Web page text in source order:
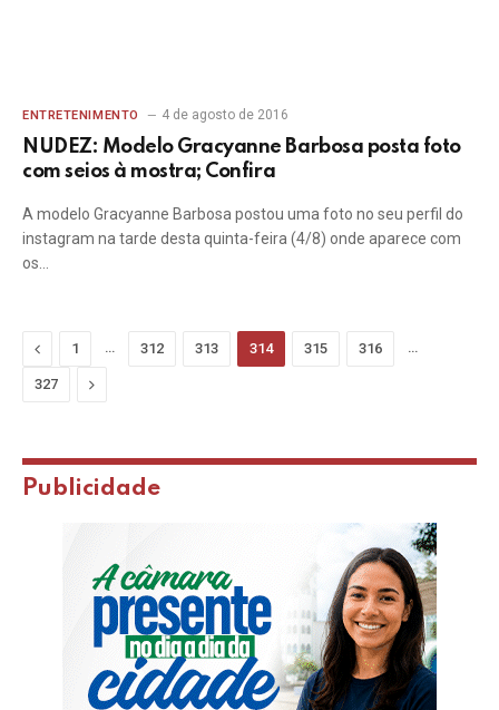
ENTRETENIMENTO 4 de agosto de 2016
NUDEZ: Modelo Gracyanne Barbosa posta foto
com seios à mostra; Confira
A modelo Gracyanne Barbosa postou uma foto no seu perfil do
instagram na tarde desta quinta-feira (4/8) onde aparece com
os…
Previous
1 … 312 313 314 315 316 …
327 Next
Publicidade